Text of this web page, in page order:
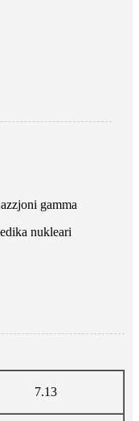
gamma
nukleari
7.13